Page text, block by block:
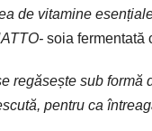
de vitamine
soia fermentată
regăsește sub
pentru ca